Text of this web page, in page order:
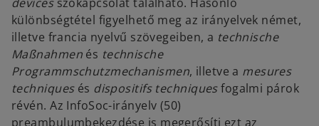
különbségtétel figyelhető meg az irányelvek német,
illetve francia nyelvű szövegeiben, a technische
Maßnahmenés technische
Programmschutzmechanismen, illetve a mesures
techniquesés dispositifs techniquesfogalmi párok
révén. Az InfoSoc-irányelv (50)
preambulumbekezdése is megerősíti ezt az